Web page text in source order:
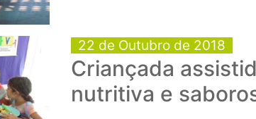
22 de Outubro de 2018
Criançada
nutritiva e